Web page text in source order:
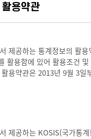
용약관
제공하는 통계정보의 활
활용함에 있어 활용조건
용약관은 2013년 9월 3일
제공하는 KOSIS(국가통